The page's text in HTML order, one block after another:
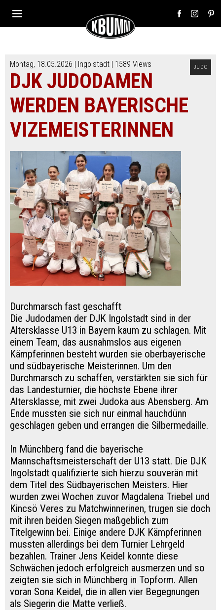
JUDO
Montag, 18.05.2026 | Ingolstadt | 1589 Views
DJK JUDODAMEN
WERDEN BAYERISCHE
VIZEMEISTERINNEN
Durchmarsch fast geschafft
Die Judodamen der DJK Ingolstadt sind in der
Altersklasse U13 in Bayern kaum zu schlagen. Mit
einem Team, das ausnahmslos aus eigenen
Kämpferinnen besteht wurden sie oberbayerische
und südbayerische Meisterinnen. Um den
Durchmarsch zu schaffen, verstärkten sie sich für
das Landesturnier, die höchste Ebene ihrer
Altersklasse, mit zwei Judoka aus Abensberg. Am
Ende mussten sie sich nur einmal hauchdünn
geschlagen geben und errangen die Silbermedaille.
In Münchberg fand die bayerische
Mannschaftsmeisterschaft der U13 statt. Die DJK
Ingolstadt qualifizierte sich hierzu souverän mit
dem Titel des Südbayerischen Meisters. Hier
wurden zwei Wochen zuvor Magdalena Triebel und
Kincsö Veres zu Matchwinnerinen, trugen sie doch
mit ihren beiden Siegen maßgeblich zum
Titelgewinn bei. Einige andere DJK Kämpferinnen
mussten allerdings bei dem Turnier Lehrgeld
bezahlen. Trainer Jens Keidel konnte diese
Schwächen jedoch erfolgreich ausmerzen und so
zeigten sie sich in Münchberg in Topform. Allen
voran Sona Keidel, die in allen vier Begegnungen
als Siegerin die Matte verließ.